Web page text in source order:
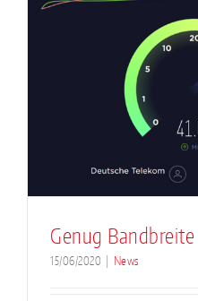
Genug
15/06/2020 News